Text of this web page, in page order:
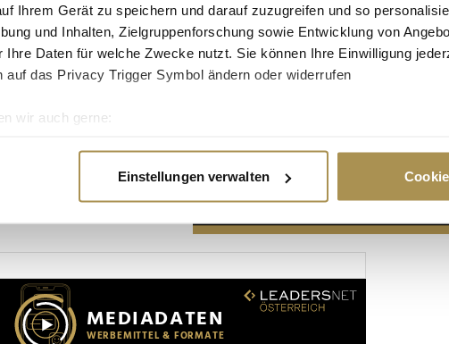
Ihrem Gerät zu speichern und darauf zuzugreifen und so
und Inhalten, Zielgruppenforschung sowie Entwicklung von
Ihre Daten für welche Zwecke nutzt. Sie können Ihre Einwilligung
auf das Privacy Trigger Symbol ändern oder widerrufen
wir auch gerne:
Ihre persönlichen Daten verarbeitet werden, und legen Sie Ihre
und Anzeigen zu personalisieren, Funktionen für soziale Medien
soziale Medien, Werbung und Analysen weiter. Unsere Partner führen
zusammen, die Sie ihnen bereitgestellt haben oder die sie im
Einstellungen verwalten